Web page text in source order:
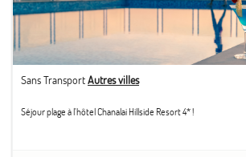
Sans TransportAutres villes
Séjour plage à l'hôtel Chanalai Hillside Resort 4* !